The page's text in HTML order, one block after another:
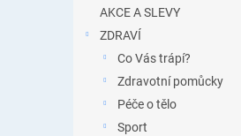
AKCE A SLEVY
ZDRAVÍ
Co Vás trápí?
Zdravotní pomůcky
Péče o tělo
Sport